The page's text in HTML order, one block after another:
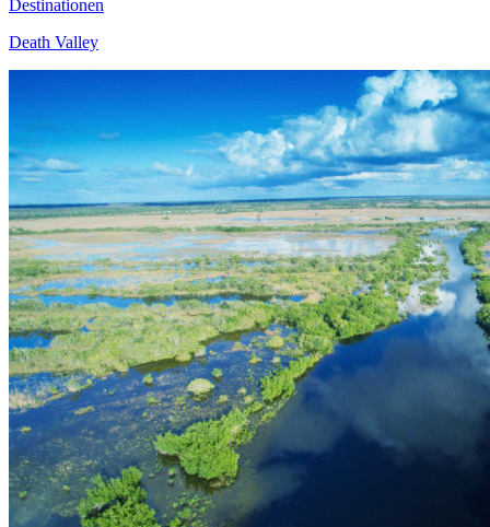
Destinationen
Death Valley